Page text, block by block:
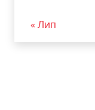
« Лип